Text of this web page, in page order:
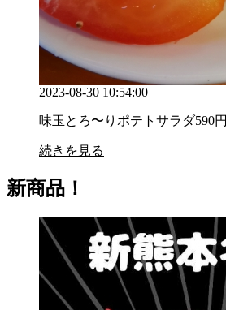
2023-08-30 10:54:00
味玉とろ〜りポテトサラダ590円
続きを見る
新商品！